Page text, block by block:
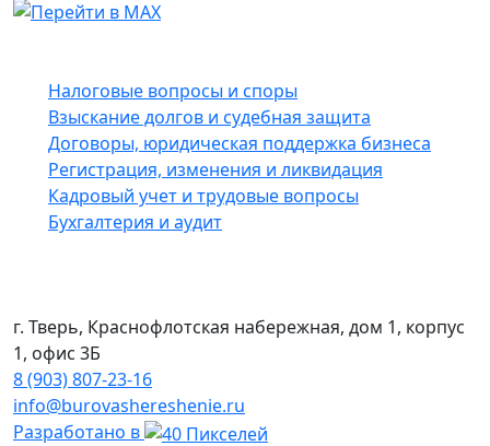
Налоговые вопросы и споры
Взыскание долгов и судебная защита
Договоры, юридическая поддержка бизнеса
Регистрация, изменения и ликвидация
Кадровый учет и трудовые вопросы
Бухгалтерия и аудит
г. Тверь, Краснофлотская набережная, дом 1, корпус
1, офис 3Б
8 (903) 807‑23‑16
info@burovashereshenie.ru
Разработано в